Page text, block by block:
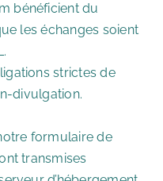
bénéficient du
les échanges soient
strictes de
divulgation.
formulaire de
transmises